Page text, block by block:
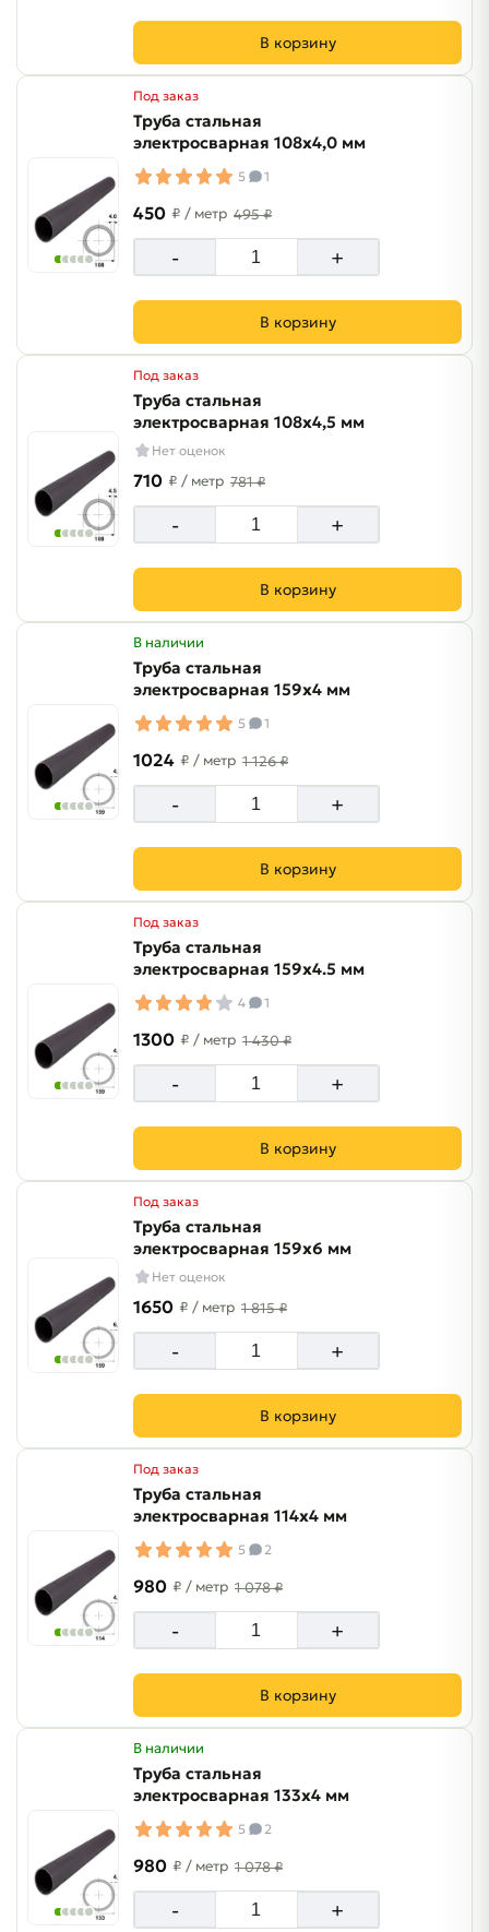
В корзину
Под заказ
Труба стальная
электросварная 108х4,0 мм
5 1
450 ₽ / метр 495 ₽
- +
В корзину
Под заказ
Труба стальная
электросварная 108х4,5 мм
Нет оценок
710 ₽ / метр 781 ₽
- +
В корзину
В наличии
Труба стальная
электросварная 159х4 мм
5 1
1024 ₽ / метр 1 126 ₽
- +
В корзину
Под заказ
Труба стальная
электросварная 159х4.5 мм
4 1
1300 ₽ / метр 1 430 ₽
- +
В корзину
Под заказ
Труба стальная
электросварная 159х6 мм
Нет оценок
1650 ₽ / метр 1 815 ₽
- +
В корзину
Под заказ
Труба стальная
электросварная 114х4 мм
5 2
980 ₽ / метр 1 078 ₽
- +
В корзину
В наличии
Труба стальная
электросварная 133х4 мм
5 2
980 ₽ / метр 1 078 ₽
- +